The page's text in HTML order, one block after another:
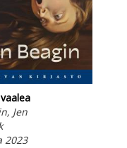
Jen
2023